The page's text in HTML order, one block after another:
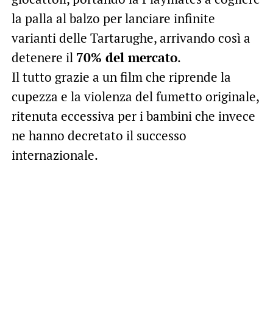
la palla al balzo per lanciare infinite
varianti delle Tartarughe, arrivando così a
detenere il 70% del mercato.
Il tutto grazie a un film che riprende la
cupezza e la violenza del fumetto originale,
ritenuta eccessiva per i bambini che invece
ne hanno decretato il successo
internazionale.